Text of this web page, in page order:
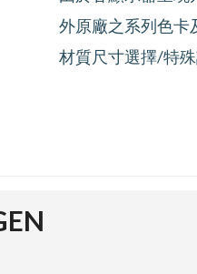
外原廠之系列色卡
材質尺寸選擇/特